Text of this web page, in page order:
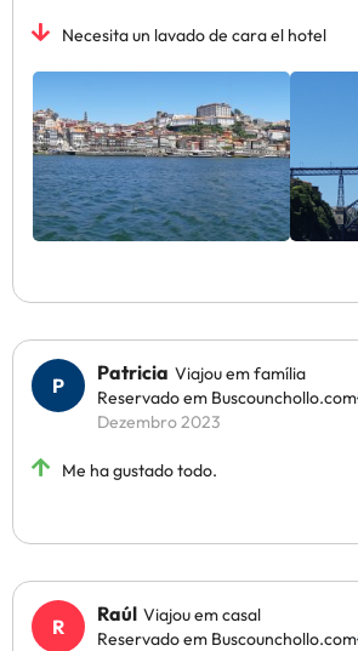
Necesita un lavado de cara el hotel
Patricia Viajou em família
Reservado em Buscounchollo.com
Dezembro 2023
Me ha gustado todo.
Raúl Viajou em casal
Reservado em Buscounchollo.com